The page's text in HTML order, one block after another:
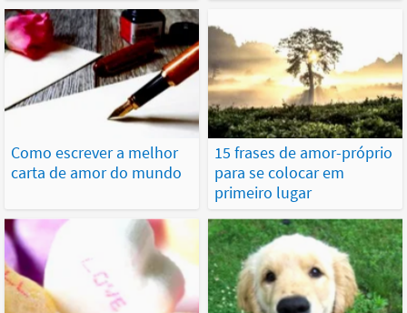
Como escrever a melhor
carta de amor do mundo
15 frases de amor-próprio
para se colocar em
primeiro lugar